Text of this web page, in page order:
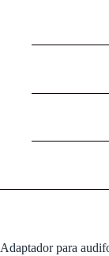
Adaptador para